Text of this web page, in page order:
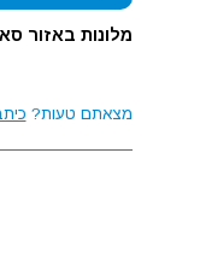
מלונות באזור
מצאתם טעות?